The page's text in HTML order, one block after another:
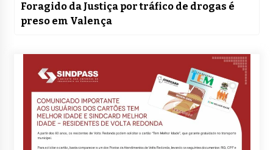
Foragido da Justiça por tráfico de drogas é
preso em Valença